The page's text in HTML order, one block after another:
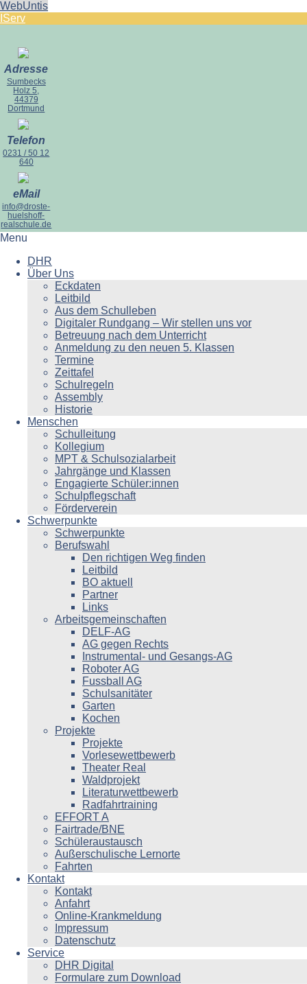
WebUntis
IServ
Adresse
Sumbecks
Holz 5,
44379
Dortmund
Telefon
0231 / 50 12
640
eMail
info@droste-
huelshoff-
realschule.de
Menu
DHR
Über Uns
Eckdaten
Leitbild
Aus dem Schulleben
Digitaler Rundgang – Wir stellen uns vor
Betreuung nach dem Unterricht
Anmeldung zu den neuen 5. Klassen
Termine
Zeittafel
Schulregeln
Assembly
Historie
Menschen
Schulleitung
Kollegium
MPT & Schulsozialarbeit
Jahrgänge und Klassen
Engagierte Schüler:innen
Schulpflegschaft
Förderverein
Schwerpunkte
Schwerpunkte
Berufswahl
Den richtigen Weg finden
Leitbild
BO aktuell
Partner
Links
Arbeitsgemeinschaften
DELF-AG
AG gegen Rechts
Instrumental- und Gesangs-AG
Roboter AG
Fussball AG
Schulsanitäter
Garten
Kochen
Projekte
Projekte
Vorlesewettbewerb
Theater Real
Waldprojekt
Literaturwettbewerb
Radfahrtraining
EFFORT A
Fairtrade/BNE
Schüleraustausch
Außerschulische Lernorte
Fahrten
Kontakt
Kontakt
Anfahrt
Online-Krankmeldung
Impressum
Datenschutz
Service
DHR Digital
Formulare zum Download